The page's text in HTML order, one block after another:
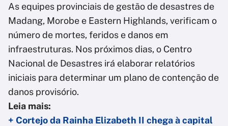
As equipes provinciais de gestão de desastres de
Madang, Morobe e Eastern Highlands, verificam o
número de mortes, feridos e danos em
infraestruturas. Nos próximos dias, o Centro
Nacional de Desastres irá elaborar relatórios
iniciais para determinar um plano de contenção de
danos provisório.
Leia mais:
+ Cortejo da Rainha Elizabeth II chega à capital